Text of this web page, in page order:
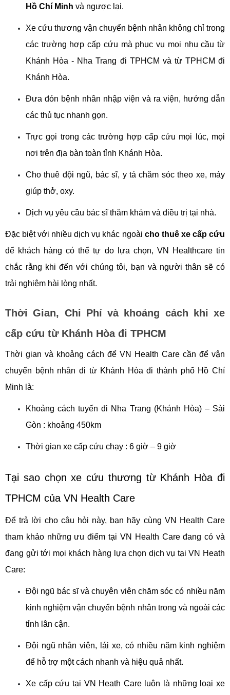
Hồ Chí Minh và ngược lại.
Xe cứu thương vận chuyển bệnh nhân không chỉ trong
các trường hợp cấp cứu mà phục vụ mọi nhu cầu từ
Khánh Hòa - Nha Trang đi TPHCM và từ TPHCM đi
Khánh Hòa.
Đưa đón bệnh nhân nhập viện và ra viện, hướng dẫn
các thủ tục nhanh gọn.
Trực gọi trong các trường hợp cấp cứu mọi lúc, mọi
nơi trên địa bàn toàn tỉnh Khánh Hòa.
Cho thuê đội ngũ, bác sĩ, y tá chăm sóc theo xe, máy
giúp thở, oxy.
Dịch vụ yêu cầu bác sĩ thăm khám và điều trị tại nhà.
Đặc biệt với nhiều dịch vụ khác ngoài cho thuê xe cấp cứu
để khách hàng có thể tự do lựa chọn, VN Healthcare tin
chắc rằng khi đến với chúng tôi, bạn và người thân sẽ có
trải nghiệm hài lòng nhất.
Thời Gian, Chi Phí và khoảng cách khi xe
cấp cứu từ Khánh Hòa đi TPHCM
Thời gian và khoảng cách để VN Health Care cần để vận
chuyển bệnh nhân đi từ Khánh Hòa đi thành phố Hồ Chí
Minh là:
Khoảng cách tuyến đi Nha Trang (Khánh Hòa) – Sài
Gòn : khoảng 450km
Thời gian xe cấp cứu chạy : 6 giờ – 9 giờ
Tại sao chọn xe cứu thương từ Khánh Hòa đi
TPHCM của VN Health Care
Để trả lời cho câu hỏi này, bạn hãy cùng VN Health Care
tham khảo những ưu điểm tại VN Health Care đang có và
đang gửi tới mọi khách hàng lựa chọn dịch vụ tại VN Heath
Care:
Đội ngũ bác sĩ và chuyên viên chăm sóc có nhiều năm
kinh nghiệm vận chuyển bệnh nhân trong và ngoài các
tỉnh lân cận.
Đội ngũ nhân viên, lái xe, có nhiều năm kinh nghiệm
để hỗ trợ một cách nhanh và hiệu quả nhất.
Xe cấp cứu tại VN Heath Care luôn là những loại xe